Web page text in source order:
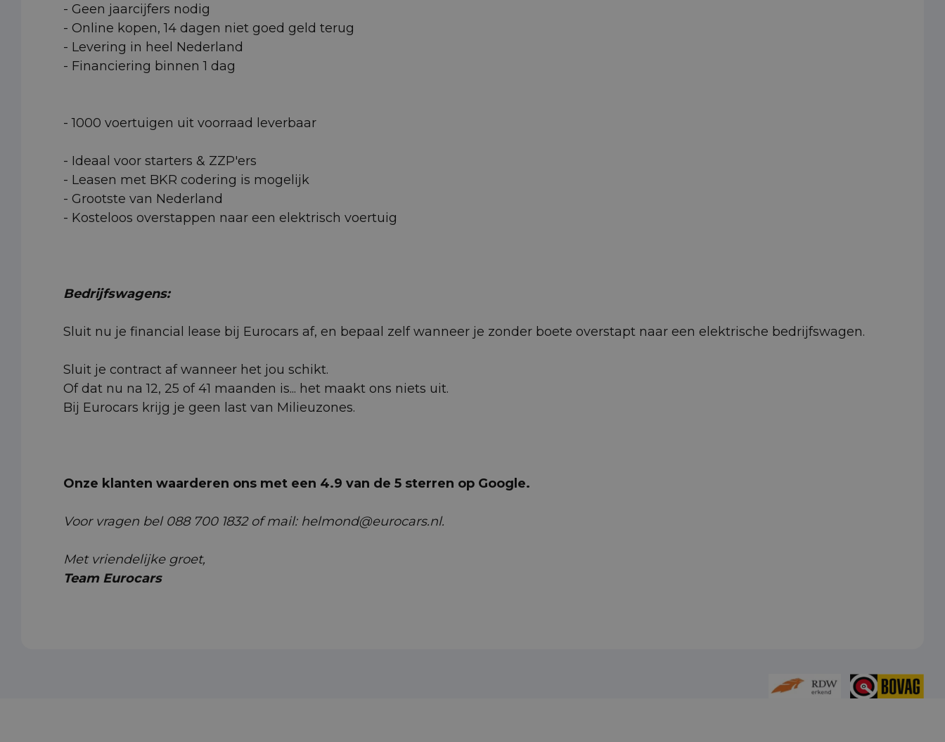
- Geen jaarcijfers nodig
- Online kopen, 14 dagen niet goed geld terug
- Levering in heel Nederland
- Financiering binnen 1 dag
- 1000 voertuigen uit voorraad leverbaar
- Ideaal voor starters & ZZP'ers
- Leasen met BKR codering is mogelijk
- Grootste van Nederland
- Kosteloos overstappen naar een elektrisch voertuig
Bedrijfswagens:
Sluit nu je financial lease bij Eurocars af, en bepaal zelf wanneer je zonder boete overstapt naar een elektrische bedrijfswagen.
Sluit je contract af wanneer het jou schikt.
Of dat nu na 12, 25 of 41 maanden is... het maakt ons niets uit.
Bij Eurocars krijg je geen last van Milieuzones.
Onze klanten waarderen ons met een 4.9 van de 5 sterren op Google.
Voor vragen bel 088 700 1832 of mail: helmond@eurocars.nl.
Met vriendelijke groet,
Team Eurocars